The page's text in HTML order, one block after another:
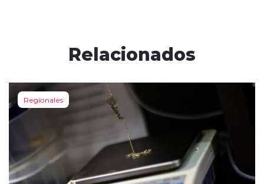
Relacionados
Regionales